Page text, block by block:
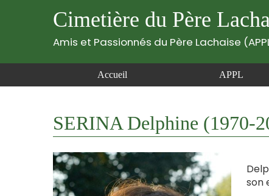
Cimetière du Père
Amis et Passionnés du Père Lachaise
Accueil APPL
SERINA Delphine (1970-
son